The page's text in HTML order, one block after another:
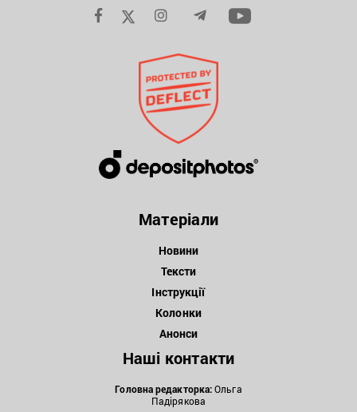
Матеріали
Новини
Тексти
Інструкції
Колонки
Анонси
Наші контакти
Головна редакторка:Ольга
Падірякова